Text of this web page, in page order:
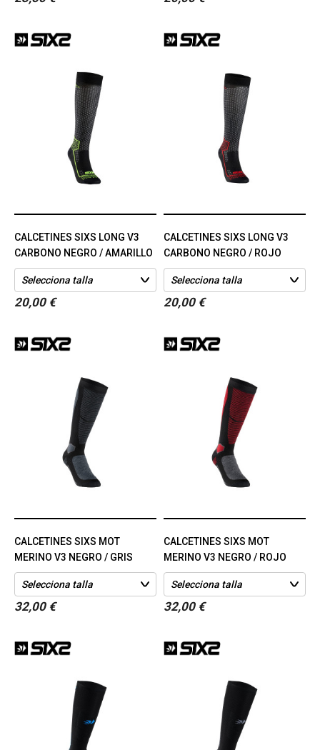
CALCETINES SIXS LONG V3
CARBONO NEGRO / AMARILLO
20,00 €
CALCETINES SIXS LONG V3
CARBONO NEGRO / ROJO
20,00 €
CALCETINES SIXS MOT
MERINO V3 NEGRO / GRIS
32,00 €
CALCETINES SIXS MOT
MERINO V3 NEGRO / ROJO
32,00 €